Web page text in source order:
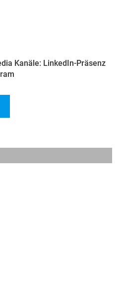
Kanäle: LinkedIn-Präsenz